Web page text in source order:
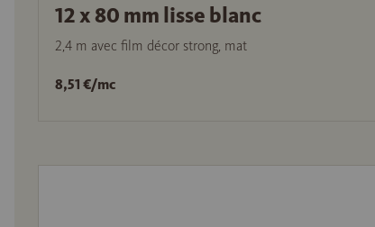
12 x 80 mm lisse blanc
2,4 m avec film décor strong, mat
8,51 €/mc